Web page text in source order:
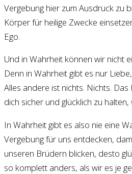
Vergebung hier zum Ausdruck zu
Körper für heilige Zwecke
Ego.
Und in Wahrheit können wir nicht
Denn in Wahrheit gibt es nur
Alles andere ist nichts. Nichts. Das
dich sicher und glücklich zu
In Wahrheit gibt es also nie eine
Vergebung für uns entdecken,
unseren Brüdern blicken, desto
so komplett anders, als wir es je